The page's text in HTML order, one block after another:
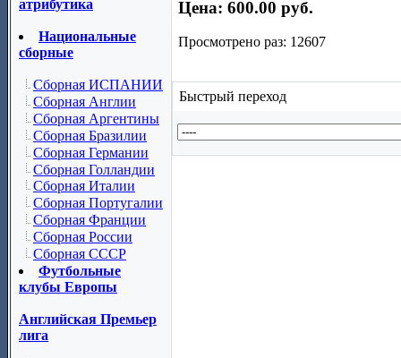
атрибутика
Национальные
сборные
Сборная ИСПАНИИ
Сборная Англии
Сборная Аргентины
Сборная Бразилии
Сборная Германии
Сборная Голландии
Сборная Италии
Сборная Португалии
Сборная Франции
Сборная России
Сборная СССР
Футбольные
клубы Европы
Английская Премьер
лига
Цена: 600.00 руб.
Просмотрено раз: 12607
Быстрый переход